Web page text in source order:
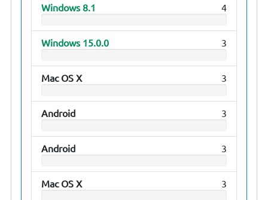
Windows 8.1 4
Windows 15.0.0 3
Mac OS X 3
Android 3
Android 3
Mac OS X 3